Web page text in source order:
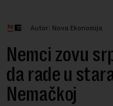
Autor: Nova Ekonomija
Nemci zovu
da rade u
Nemačkoj